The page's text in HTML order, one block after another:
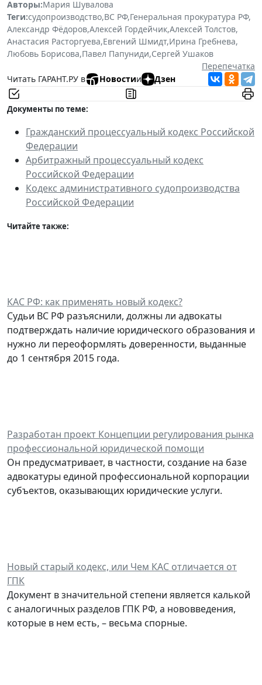
Авторы:Мария Шувалова
Теги:судопроизводство,ВС РФ,Генеральная прокуратура РФ,
Александр Фёдоров,Алексей Гордейчик,Алексей Толстов,
Анастасия Расторгуева,Евгений Шмидт,Ирина Гребнева,
Любовь Борисова,Павел Папуниди,Сергей Ушаков
Перепечатка
Читать ГАРАНТ.РУ в
Новостии Дзен
Документы по теме:
Гражданский процессуальный кодекс Российской
Федерации
Арбитражный процессуальный кодекс
Российской Федерации
Кодекс административного судопроизводства
Российской Федерации
Читайте также:
КАС РФ: как применять новый кодекс?
Судьи ВС РФ разъяснили, должны ли адвокаты
подтверждать наличие юридического образования и
нужно ли переоформлять доверенности, выданные
до 1 сентября 2015 года.
Разработан проект Концепции регулирования рынка
профессиональной юридической помощи
Он предусматривает, в частности, создание на базе
адвокатуры единой профессиональной корпорации
субъектов, оказывающих юридические услуги.
Новый старый кодекс, или Чем КАС отличается от
ГПК
Документ в значительной степени является калькой
с аналогичных разделов ГПК РФ, а нововведения,
которые в нем есть, – весьма спорные.